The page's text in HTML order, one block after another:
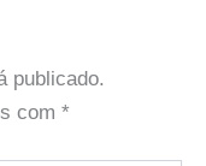
publicado.
com *